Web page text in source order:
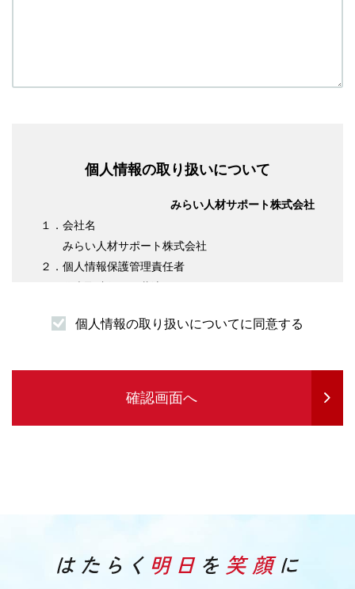
個人情報の取り扱いについて
みらい人材サポート株式会社
１．会社名
みらい人材サポート株式会社
２．個人情報保護管理責任者
（１）求職者様情報
・企業紹介先のご案内を行うため
・サービスの提供に必要な書類などの発送
・サービスに関する情報のご案内等を行うため
・企業様へ各種連絡を行うため
・その他、上記業務に関連または付随する業務を行う
個人情報の取り扱いについてに同意する
確認画面へ